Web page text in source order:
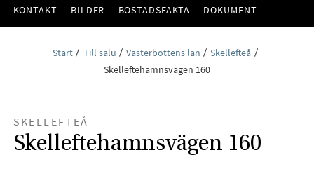
KONTAKT BILDER BOSTADSFAKTA DOKUMENT
Start Till salu Västerbottens län
Skellefteå
Skelleftehamnsvägen 160
SKELLEFTEÅ
Skelleftehamnsvägen 160